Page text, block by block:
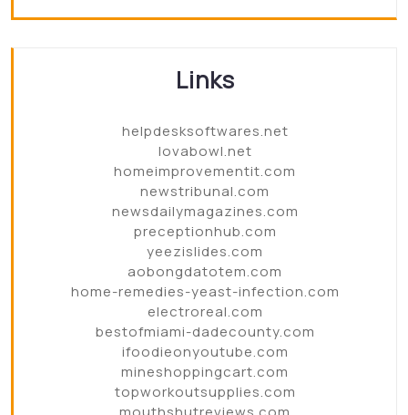
Links
helpdesksoftwares.net
lovabowl.net
homeimprovementit.com
newstribunal.com
newsdailymagazines.com
preceptionhub.com
yeezislides.com
aobongdatotem.com
home-remedies-yeast-infection.com
electroreal.com
bestofmiami-dadecounty.com
ifoodieonyoutube.com
mineshoppingcart.com
topworkoutsupplies.com